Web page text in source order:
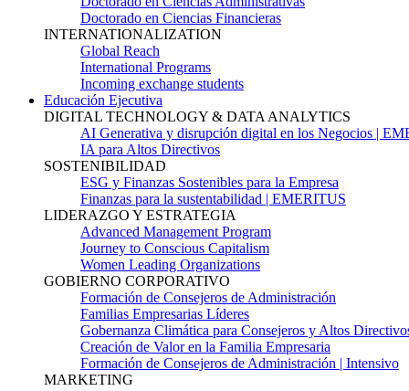
Doctorado en Ciencias Financieras
INTERNATIONALIZATION
Global Reach
International Programs
Incoming exchange students
Educación Ejecutiva
DIGITAL TECHNOLOGY & DATA ANALYTICS
AI Generativa y disrupción digital en los Negocios |
IA para Altos Directivos
SOSTENIBILIDAD
ESG y Finanzas Sostenibles para la Empresa
Finanzas para la sustentabilidad | EMERITUS
LIDERAZGO Y ESTRATEGIA
Advanced Management Program
Journey to Conscious Capitalism
Women Leading Organizations
GOBIERNO CORPORATIVO
Formación de Consejeros de Administración
Familias Empresarias Líderes
Gobernanza Climática para Consejeros y Altos
Creación de Valor en la Familia Empresaria
Formación de Consejeros de Administración | Intensivo
MARKETING